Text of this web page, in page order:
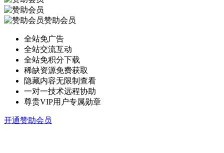
赞助会员
全站免广告
全站交流互动
全站免积分下载
稀缺资源免费获取
隐藏内容无限制查看
一对一技术远程协助
尊贵VIP用户专属勋章
开通赞助会员